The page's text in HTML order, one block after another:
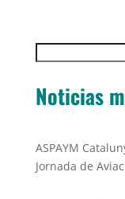
Noticias
ASPAYM
Jornada de